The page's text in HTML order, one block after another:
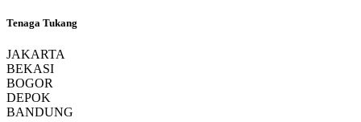
Tenaga Tukang
JAKARTA
BEKASI
BOGOR
DEPOK
BANDUNG